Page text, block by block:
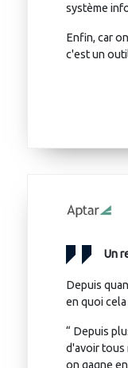
système
Enfin, car
c'est un
Un
Depuis
en quoi
“ Depuis
d'avoir tous
on gagne